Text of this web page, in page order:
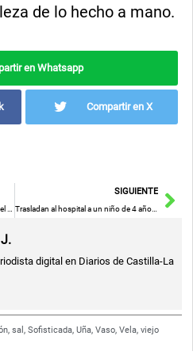
de lo hecho a mano.
en Whatsapp
Compartir en X
SIGUIENTE
digital en Diarios de Castilla-La
,sal,Sofisticada,Uña,Vaso,Vela,viejo